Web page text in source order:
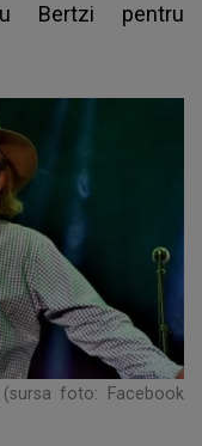
Bertzi pentru
(sursa foto: Facebook